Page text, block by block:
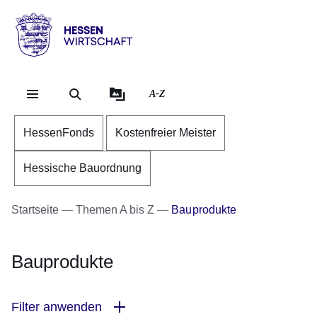
Hessen
Wirtschaft
A-Z
HessenFonds Kostenfreier Meister
Hessische Bauordnung
Startseite Themen A bis Z Bauprodukte
Bauprodukte
Filter anwenden